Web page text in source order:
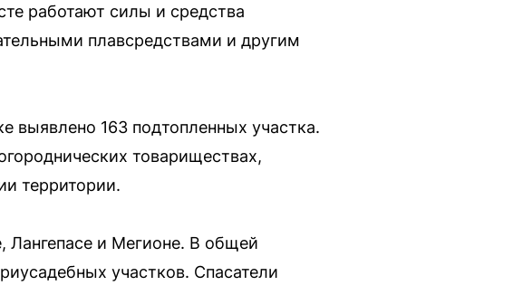
работают силы и средства
плавсредствами и другим
163 подтопленных участка.
товариществах,
территории.
Лангепасе и Мегионе. В общей
участков. Спасатели